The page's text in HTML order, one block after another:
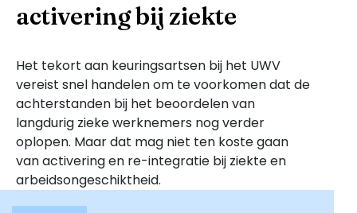
activering bij ziekte
Het tekort aan keuringsartsen bij het UWV
vereist snel handelen om te voorkomen dat de
achterstanden bij het beoordelen van
langdurig zieke werknemers nog verder
oplopen. Maar dat mag niet ten koste gaan
van activering en re-integratie bij ziekte en
arbeidsongeschiktheid.